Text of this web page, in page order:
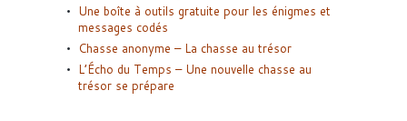
Une boîte à outils gratuite pour les énigmes et
messages codés
Chasse anonyme – La chasse au trésor
L’Écho du Temps – Une nouvelle chasse au
trésor se prépare